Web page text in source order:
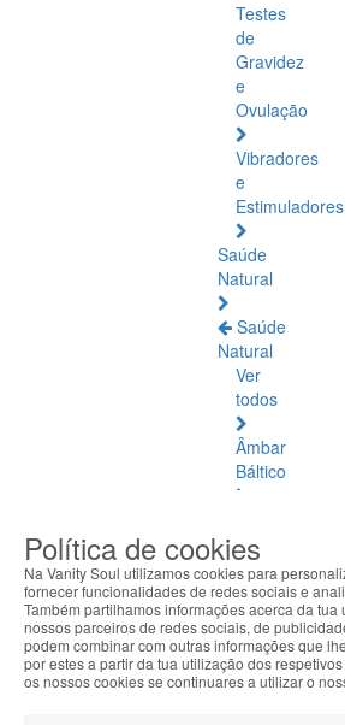
Testes
de
Gravidez
e
Ovulação
Vibradores
e
Estimuladores
Saúde
Natural
Saúde
Natural
Ver
todos
Âmbar
Báltico
e
Músculos
Bem-
Estar
Quotidiano
Política de cookies
Na Vanity Soul utilizamos cookies para
fornecer funcionalidades de redes sociais e
Também partilhamos informações acerca da tua
nossos parceiros de redes sociais, de
podem combinar com outras informações que
por estes a partir da tua utilização dos
os nossos cookies se continuares a utilizar o